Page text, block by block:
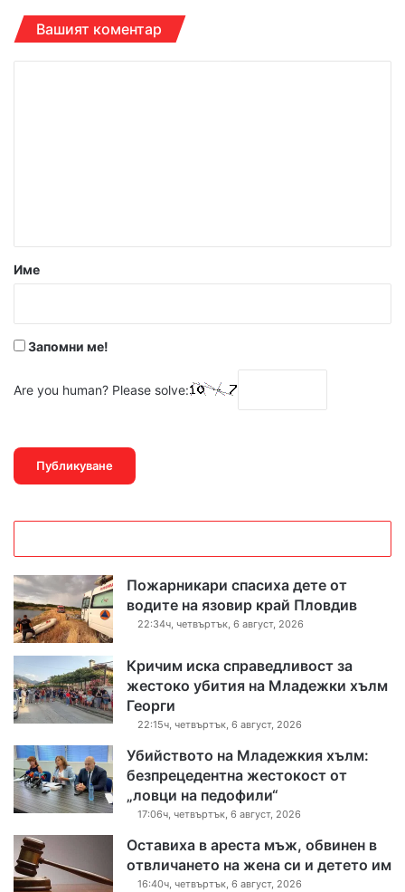
Вашият коментар
р
Име
Запомни ме!
Are you human? Please solve:
Пожарникари спасиха дете от
водите на язовир край Пловдив
22:34ч, четвъртък, 6 август, 2026
Кричим иска справедливост за
жестоко убития на Младежки хълм
Георги
22:15ч, четвъртък, 6 август, 2026
Убийството на Младежкия хълм:
безпрецедентна жестокост от
„ловци на педофили“
17:06ч, четвъртък, 6 август, 2026
Оставиха в ареста мъж, обвинен в
отвличането на жена си и детето им
16:40ч, четвъртък, 6 август, 2026